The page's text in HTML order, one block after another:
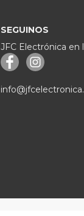
SEGUINOS
JFC Electrónica en